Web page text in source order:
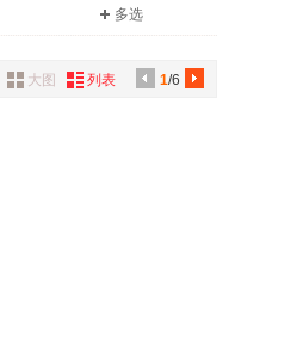
多选
1/6
大图 列表